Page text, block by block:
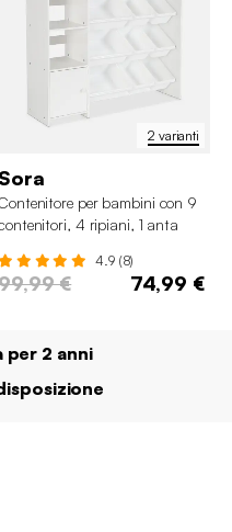
2 varianti
Sora
per bambini con 9
4 ripiani, 1 anta
4.9 (8)
€ 74,99 €
2 anni